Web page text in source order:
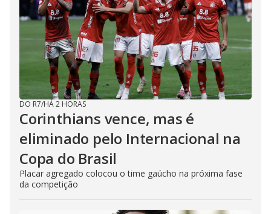
DO R7/HÁ 2 HORAS
Corinthians vence, mas é
eliminado pelo Internacional na
Copa do Brasil
Placar agregado colocou o time gaúcho na próxima fase
da competição